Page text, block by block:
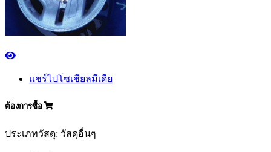
แชร์ไปโซเชียลมีเดีย
ต้องการซื้อ
ประเภทวัสดุ: วัสดุอื่นๆ